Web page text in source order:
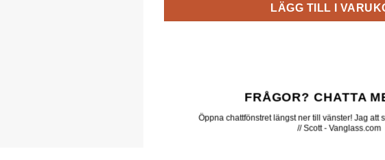
LÄGG TILL I
FRÅGOR? CHATTA
Öppna chattfönstret längst ner till vänster! Jag att
// Scott - Vanglass.com